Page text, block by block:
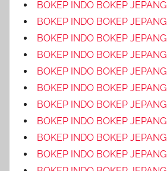
BOKEP INDO BOKEP JEPANG
BOKEP INDO BOKEP JEPANG
BOKEP INDO BOKEP JEPANG
BOKEP INDO BOKEP JEPANG
BOKEP INDO BOKEP JEPANG
BOKEP INDO BOKEP JEPANG
BOKEP INDO BOKEP JEPANG
BOKEP INDO BOKEP JEPANG
BOKEP INDO BOKEP JEPANG
BOKEP INDO BOKEP JEPANG